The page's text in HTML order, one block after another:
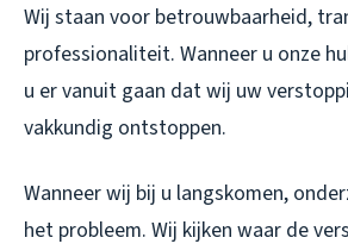
Wij staan voor betrouwbaarheid,
professionaliteit. Wanneer u onze
u er vanuit gaan dat wij uw
vakkundig ontstoppen.
Wanneer wij bij u langskomen,
het probleem. Wij kijken waar de